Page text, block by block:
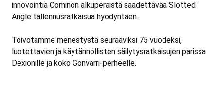
innovointia Cominon alkuperäistä säädettävää Slotted
Angle tallennusratkaisua hyödyntäen.
Toivotamme menestystä seuraaviksi 75 vuodeksi,
luotettavien ja käytännöllisten säilytysratkaisujen parissa
Dexionille ja koko Gonvarri-perheelle.